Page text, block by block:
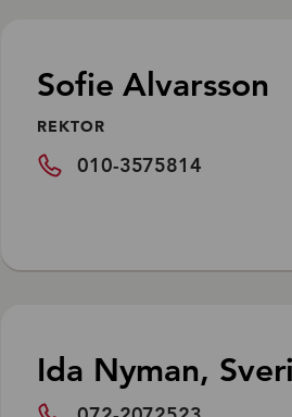
Sofie Alvarsson
REKTOR
010-3575814
Ida Nyman,